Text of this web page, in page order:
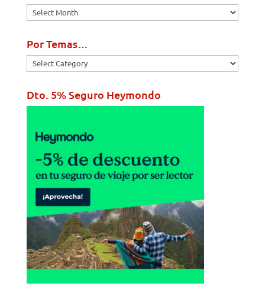
Por
Fechas…
Por Temas…
Por
Temas…
Dto. 5% Seguro Heymondo